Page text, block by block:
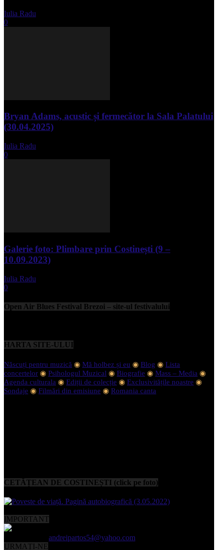
Iulia Radu
0
Bryan Adams, acustic și fermecător la Sala Palatului
(30.04.2025)
Iulia Radu
0
Galerie foto: Plimbare prin Costinești (9 –
10.09.2023)
Iulia Radu
0
Open Air Blues Festival Brezoi – site-ul festivalului
HARTA SITE-ULUI
Născuți pentru muzică ◉ Mă holbez și eu ◉ Blog ◉ Lista
concertelor ◉ Psihologul Muzical ◉ Biografie ◉ Mass – Media ◉
Agenda culturala ◉ Ediții de colecție ◉ Exclusivitățile noastre ◉
Sondaje ◉ Filmări din emisiune ◉ Romania canta
CETĂȚEAN DE COSTINEȘTI (click pe foto)
IMPORTANT
andreipartos54@yahoo.com
URMAȚI-NE